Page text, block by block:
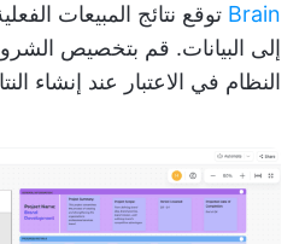
Brain توقع نتائج المبيعات
إلى البيانات. قم بتخصيص
النظام في الاعتبار عند إنشاء